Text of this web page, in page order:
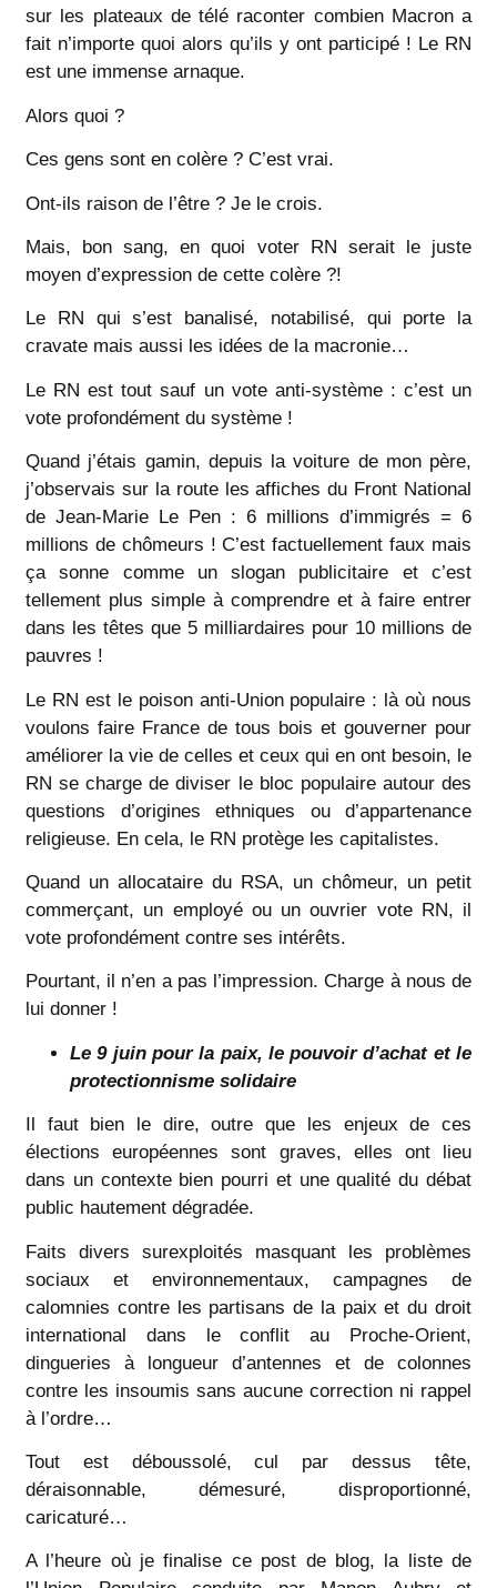
sur les plateaux de télé raconter combien Macron a
fait n’importe quoi alors qu’ils y ont participé ! Le RN
est une immense arnaque.
Alors quoi ?
Ces gens sont en colère ? C’est vrai.
Ont-ils raison de l’être ? Je le crois.
Mais, bon sang, en quoi voter RN serait le juste
moyen d’expression de cette colère ?!
Le RN qui s’est banalisé, notabilisé, qui porte la
cravate mais aussi les idées de la macronie…
Le RN est tout sauf un vote anti-système : c’est un
vote profondément du système !
Quand j’étais gamin, depuis la voiture de mon père,
j’observais sur la route les affiches du Front National
de Jean-Marie Le Pen : 6 millions d’immigrés = 6
millions de chômeurs ! C’est factuellement faux mais
ça sonne comme un slogan publicitaire et c’est
tellement plus simple à comprendre et à faire entrer
dans les têtes que 5 milliardaires pour 10 millions de
pauvres !
Le RN est le poison anti-Union populaire : là où nous
voulons faire France de tous bois et gouverner pour
améliorer la vie de celles et ceux qui en ont besoin, le
RN se charge de diviser le bloc populaire autour des
questions d’origines ethniques ou d’appartenance
religieuse. En cela, le RN protège les capitalistes.
Quand un allocataire du RSA, un chômeur, un petit
commerçant, un employé ou un ouvrier vote RN, il
vote profondément contre ses intérêts.
Pourtant, il n’en a pas l’impression. Charge à nous de
lui donner !
Le 9 juin pour la paix, le pouvoir d’achat et le
protectionnisme solidaire
Il faut bien le dire, outre que les enjeux de ces
élections européennes sont graves, elles ont lieu
dans un contexte bien pourri et une qualité du débat
public hautement dégradée.
Faits divers surexploités masquant les problèmes
sociaux et environnementaux, campagnes de
calomnies contre les partisans de la paix et du droit
international dans le conflit au Proche-Orient,
dingueries à longueur d’antennes et de colonnes
contre les insoumis sans aucune correction ni rappel
à l’ordre…
Tout est déboussolé, cul par dessus tête,
déraisonnable, démesuré, disproportionné,
caricaturé…
A l’heure où je finalise ce post de blog, la liste de